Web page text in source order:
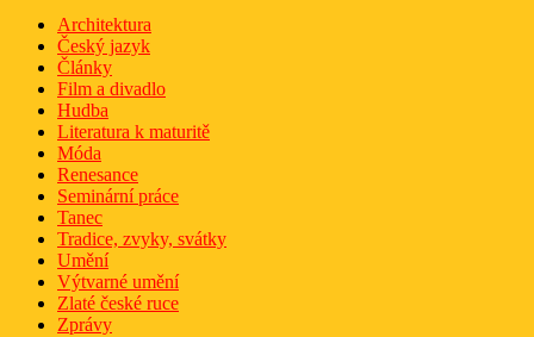
Architektura
Český jazyk
Články
Film a divadlo
Hudba
Literatura k maturitě
Móda
Renesance
Seminární práce
Tanec
Tradice, zvyky, svátky
Umění
Výtvarné umění
Zlaté české ruce
Zprávy